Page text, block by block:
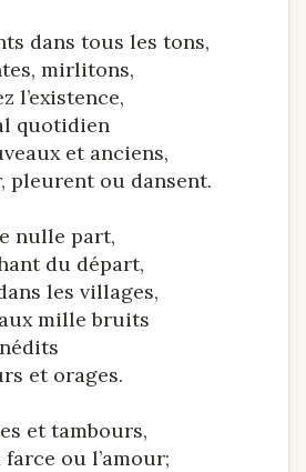
dans tous les tons,
mirlitons,
l’existence,
quotidien
et anciens,
pleurent ou dansent.
nulle part,
du départ,
les villages,
mille bruits
et orages.
et tambours,
ou l’amour;